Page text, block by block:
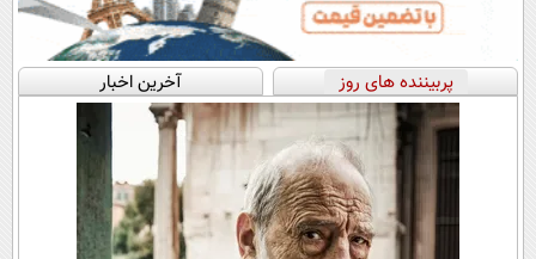
پربیننده های روز آخرین اخبار